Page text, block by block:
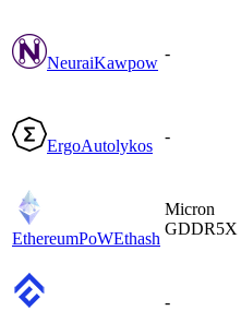
NeuraiKawpow
-
ErgoAutolykos
-
EthereumPoWEthash
Micron
GDDR5X
-